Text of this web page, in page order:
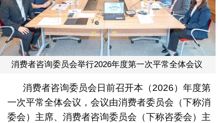
消费者咨询委员会举行2026年度第一次平常全体会议
消费者咨询委员会日前召开本（2026）年度第
一次平常全体会议，会议由消费者委员会（下称消
委会）主席、消费者咨询委员会（下称咨委会）主